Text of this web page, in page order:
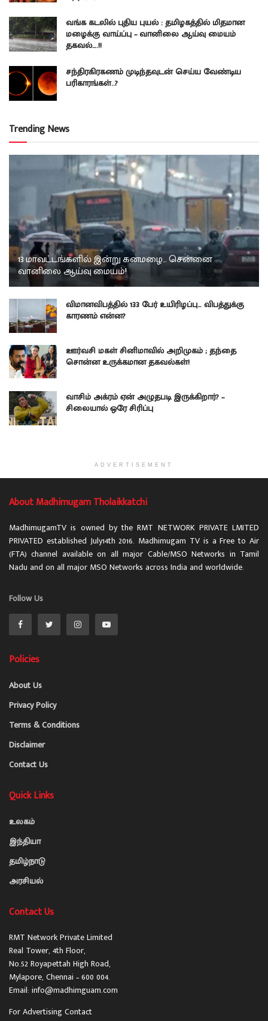
வங்க கடலில் புதிய புயல் : தமிழகத்தில் மிதமான
மழைக்கு வாய்ப்பு – வானிலை ஆய்வு மையம்
தகவல்….!!
சந்திரகிரகணம் முடிந்தவுடன் செய்ய வேண்டிய
பரிகாரங்கள்..?
Trending News
13 மாவட்டங்களில் இன்று கனமழை… சென்னை
வானிலை ஆய்வு மையம்!
விமானவிபத்தில் 133 பேர் உயிரிழப்பு… விபத்துக்கு
காரணம் என்ன?
ஊர்வசி மகள் சினிமாவில் அறிமுகம் ; தந்தை
சொன்ன உருக்கமான தகவல்கள்!
வாசிம் அக்ரம் ஏன் அழுதபடி இருக்கிறார்? –
சிலையால் ஒரே சிரிப்பு
ADVERTISEMENT
About Madhimugam Tholaikkatchi
MadhimugamTV is owned by the RMT NETWORK PRIVATE LMITED
PRIVATED established July14th 2016. Madhimugam TV is a Free to Air
(FTA) channel available on all major Cable/MSO Networks in Tamil
Nadu and on all major MSO Networks across India and worldwide.
Follow Us
Policies
About Us
Privacy Policy
Terms & Conditions
Disclaimer
Contact Us
Quick Links
உலகம்
இந்தியா
தமிழ்நாடு
அரசியல்
Contact Us
RMT Network Private Limited
Real Tower, 4th Floor,
No.52 Royapettah High Road,
Mylapore, Chennai – 600 004.
Email: info@madhimguam.com
For Advertising Contact